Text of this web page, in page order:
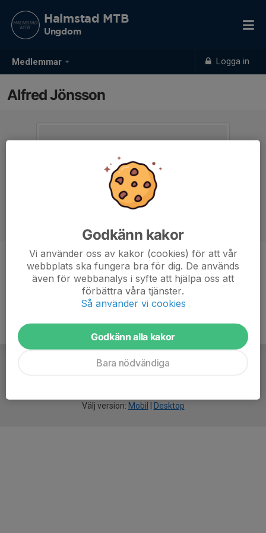
Medlemmar Logga in
Halmstad MTB
Ungdom
Alfred Jönsson
Ålder 13 år
Välj version: Mobil Desktop
Godkänn kakor
Vi använder oss av kakor (cookies) för att vår
webbplats ska fungera bra för dig. De används
även för webbanalys i syfte att hjälpa oss att
förbättra våra tjänster.
Så använder vi cookies
Godkänn alla kakor
Bara nödvändiga